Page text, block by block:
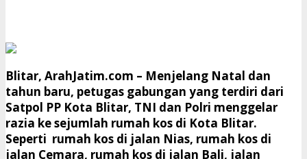
Blitar, ArahJatim.com – Menjelang Natal dan
tahun baru, petugas gabungan yang terdiri dari
Satpol PP Kota Blitar, TNI dan Polri menggelar
razia ke sejumlah rumah kos di Kota Blitar.
Seperti rumah kos di jalan Nias, rumah kos di
jalan Cemara, rumah kos di jalan Bali, jalan